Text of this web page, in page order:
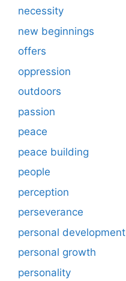
necessity
new beginnings
offers
oppression
outdoors
passion
peace
peace building
people
perception
perseverance
personal development
personal growth
personality